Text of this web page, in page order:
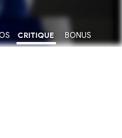
CRITIQUE BONUS